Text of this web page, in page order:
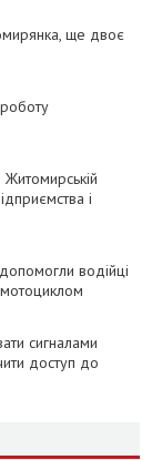
ще двоє
і
водійці
мотоциклом
сигналами
доступ до